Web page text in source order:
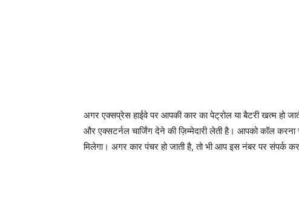
अगर एक्सप्रेस हाईवे पर आपकी कार का पेट्रोल या बैटरी खत्म हो
और एक्सटर्नल चार्जिंग देने की ज़िम्मेदारी लेती है। आपको कॉल
मिलेगा। अगर कार पंचर हो जाती है, तो भी आप इस नंबर पर